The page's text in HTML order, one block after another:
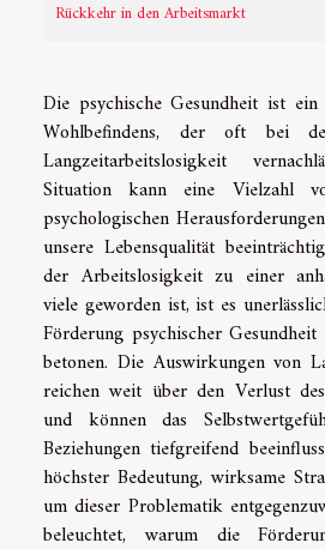
Rückkehr in den Arbeitsmarkt
Die psychische Gesundheit ist
Wohlbefindens, der oft bei
Langzeitarbeitslosigkeit
Situation kann eine Vielzahl
psychologischen
unsere Lebensqualität
der Arbeitslosigkeit zu einer
viele geworden ist, ist es
Förderung psychischer
betonen. Die Auswirkungen von
reichen weit über den Verlust
und können das
Beziehungen tiefgreifend
höchster Bedeutung, wirksame
um dieser Problematik
beleuchtet, warum die